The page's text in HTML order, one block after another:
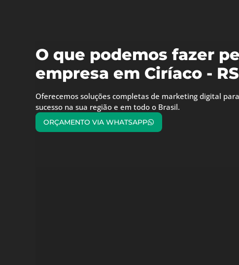
O que podemos fazer
empresa em Ciríaco - RS
Oferecemos soluções completas de marketing digital
sucesso na sua região e em todo o Brasil.
ORÇAMENTO VIA WHATSAPP